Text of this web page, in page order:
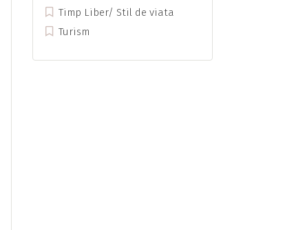
Timp Liber/ Stil de viata
Turism